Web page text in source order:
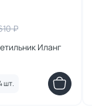
₽
Иланг
шт.